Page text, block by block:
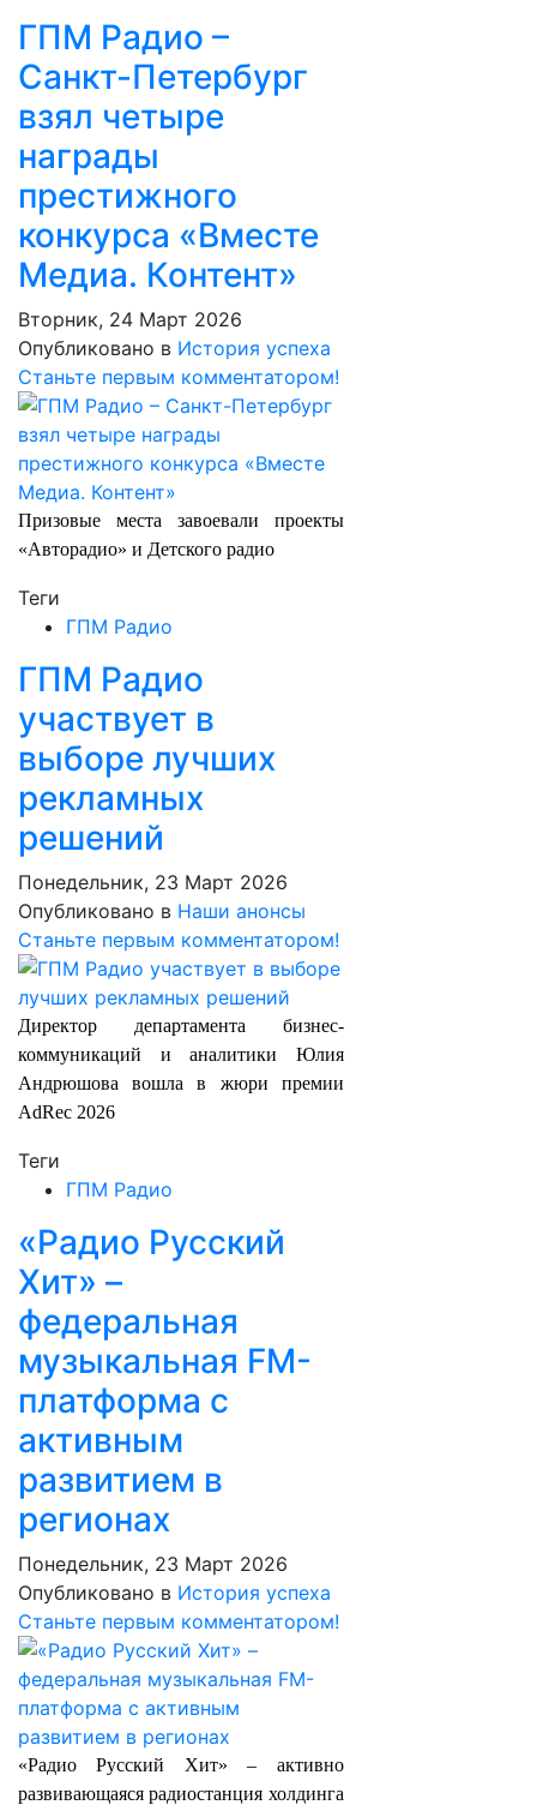
ГПМ Радио –
Санкт-Петербург
взял четыре
награды
престижного
конкурса «Вместе
Медиа. Контент»
Вторник, 24 Март 2026
Опубликовано в История успеха
Станьте первым комментатором!
Призовые места завоевали проекты
«Авторадио» и Детского радио
Теги
ГПМ Радио
ГПМ Радио
участвует в
выборе лучших
рекламных
решений
Понедельник, 23 Март 2026
Опубликовано в Наши анонсы
Станьте первым комментатором!
Директор департамента бизнес-
коммуникаций и аналитики Юлия
Андрюшова вошла в жюри премии
AdRec 2026
Теги
ГПМ Радио
«Радио Русский
Хит» –
федеральная
музыкальная FM-
платформа с
активным
развитием в
регионах
Понедельник, 23 Март 2026
Опубликовано в История успеха
Станьте первым комментатором!
«Радио Русский Хит» – активно
развивающаяся радиостанция холдинга